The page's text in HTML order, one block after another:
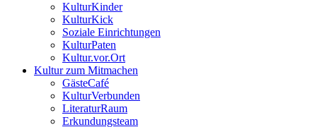
KulturKinder
KulturKick
Soziale Einrichtungen
KulturPaten
Kultur.vor.Ort
Kultur zum Mitmachen
GästeCafé
KulturVerbunden
LiteraturRaum
Erkundungsteam